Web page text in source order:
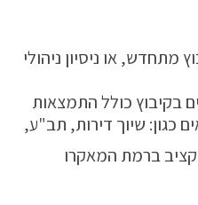
מתחדש, או ניסיון ניהולי
בקיבוץ כולל התמצאות
כגון: שיוך דירות, תב"ע,
ברמת המאקרו